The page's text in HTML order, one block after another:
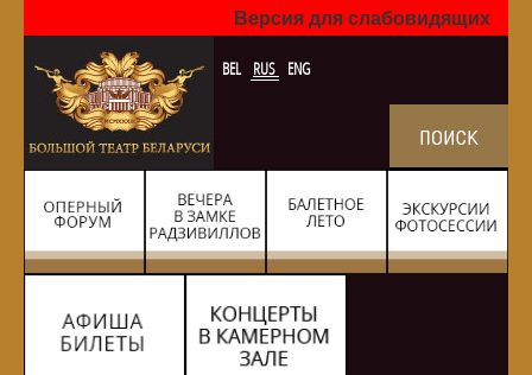
Версия для слабовидящих
BEL RUS ENG